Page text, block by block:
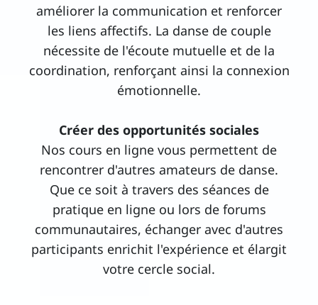
améliorer la communication et renforcer
les liens affectifs. La danse de couple
nécessite de l'écoute mutuelle et de la
coordination, renforçant ainsi la connexion
émotionnelle.
Créer des opportunités sociales
Nos cours en ligne vous permettent de
rencontrer d'autres amateurs de danse.
Que ce soit à travers des séances de
pratique en ligne ou lors de forums
communautaires, échanger avec d'autres
participants enrichit l'expérience et élargit
votre cercle social.